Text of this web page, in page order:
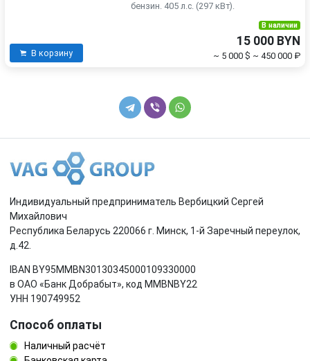
бензин. 405 л.с. (297 кВт).
В корзину
В наличии
15 000 BYN
~ 5 000 $ ~ 450 000 ₽
Индивидуальный предприниматель Вербицкий Сергей
Михайлович
Республика Беларусь 220066 г. Минск, 1-й Заречный переулок,
д.42.
IBAN BY95MMBN30130345000109330000
в ОАО «Банк Добрабыт», код MMBNBY22
УНН 190749952
Способ оплаты
Наличный расчёт